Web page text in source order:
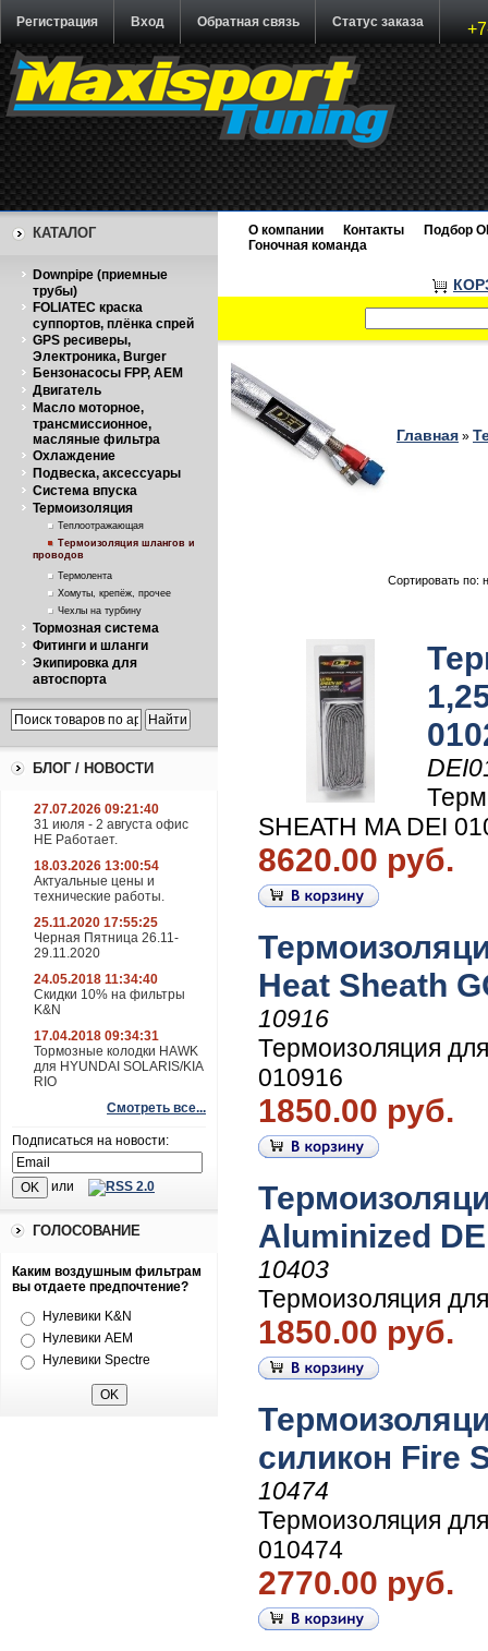
Регистрация Вход Обратная связь Статус заказа
КАТАЛОГ
Downpipe (приемные
трубы)
FOLIATEC краска
суппортов, плёнка спрей
GPS ресиверы,
Электроника, Burger
Бензонасосы FPP, AEM
Двигатель
Масло моторное,
трансмиссионное,
масляные фильтра
Охлаждение
Подвеска, аксессуары
Система впуска
Термоизоляция
Теплоотражающая
Термоизоляция шлангов и
проводов
Термолента
Хомуты, крепёж, прочее
Чехлы на турбину
Тормозная система
Фитинги и шланги
Экипировка для
автоспорта
БЛОГ / НОВОСТИ
27.07.2026 09:21:40
31 июля - 2 августа офис
НЕ Работает.
18.03.2026 13:00:54
Актуальные цены и
технические работы.
25.11.2020 17:55:25
Черная Пятница 26.11-
29.11.2020
24.05.2018 11:34:40
Скидки 10% на фильтры
K&N
17.04.2018 09:34:31
Тормозные колодки HAWK
для HYUNDAI SOLARIS/KIA
RIO
Смотреть все...
Подписаться на новости:
или
ГОЛОСОВАНИЕ
Каким воздушным фильтрам
вы отдаете предпочтение?
Нулевики K&N
Нулевики AEM
Нулевики Spectre
О компании Контакты
Подбор
Гоночная команда
Главная »
Сортировать по:
SHEATH MA DEI
8620.00 руб.
Heat Sheath
10916
Термоизоляция
010916
1850.00 руб.
Aluminized
10403
Термоизоляция
1850.00 руб.
силикон Fire
10474
Термоизоляция
010474
2770.00 руб.